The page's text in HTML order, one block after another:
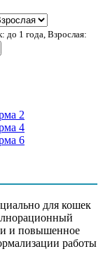
до 1 года, Взрослая:
добавка,
расторопша,
для кошек
и повышенное
работы